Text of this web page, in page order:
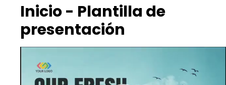
Inicio - Plantilla de
presentación
vídeo